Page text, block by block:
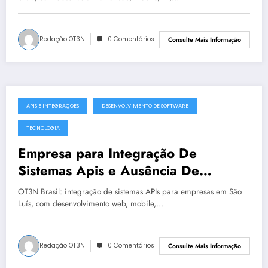
Redação OT3N 0 Comentários Consulte Mais Informação
julho 19, 2025
APIS E INTEGRAÇÕES DESENVOLVIMENTO DE SOFTWARE
TECNOLOGIA
Empresa para Integração De
Sistemas Apis e Ausência De
Governança Técnica em São Luís |
OT3N Brasil – Guia 2199
OT3N Brasil: integração de sistemas APIs para empresas em São
Luís, com desenvolvimento web, mobile,…
Redação OT3N 0 Comentários Consulte Mais Informação